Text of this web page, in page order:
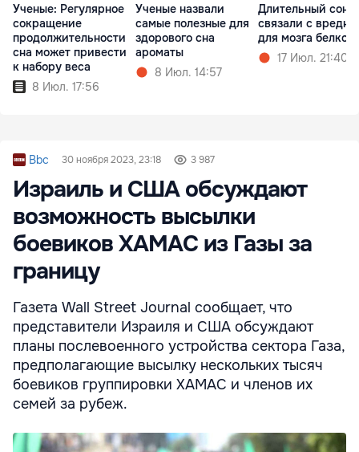
Ученые: Регулярное
сокращение
продолжительности
сна может привести
к набору веса
8 Июл. 17:56
Ученые назвали
самые полезные для
здорового сна
ароматы
8 Июл. 14:57
Длительный сон
связали с
для мозга белком
17 Июл. 21:40
Bbc 30 ноября 2023, 23:18 3 987
Израиль и США обсуждают
возможность высылки
боевиков ХАМАС из Газы за
границу
Газета Wall Street Journal сообщает, что
представители Израиля и США обсуждают
планы послевоенного устройства сектора Газа,
предполагающие высылку нескольких тысяч
боевиков группировки ХАМАС и членов их
семей за рубеж.